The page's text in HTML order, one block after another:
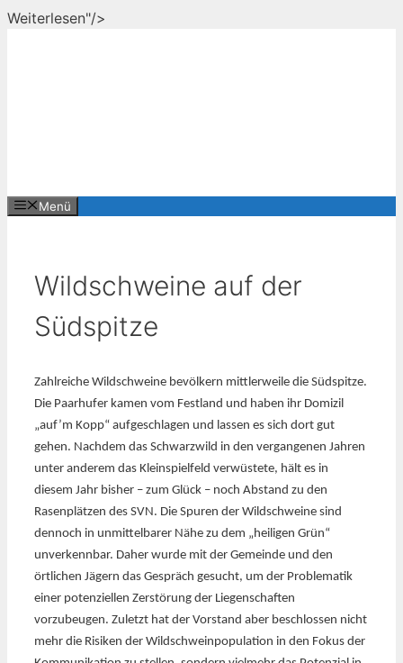
Weiterlesen"/>
Menü
Wildschweine auf der
Südspitze
Zahlreiche Wildschweine bevölkern mittlerweile die Südspitze.
Die Paarhufer kamen vom Festland und haben ihr Domizil
„auf’m Kopp“ aufgeschlagen und lassen es sich dort gut
gehen. Nachdem das Schwarzwild in den vergangenen Jahren
unter anderem das Kleinspielfeld verwüstete, hält es in
diesem Jahr bisher – zum Glück – noch Abstand zu den
Rasenplätzen des SVN. Die Spuren der Wildschweine sind
dennoch in unmittelbarer Nähe zu dem „heiligen Grün“
unverkennbar. Daher wurde mit der Gemeinde und den
örtlichen Jägern das Gespräch gesucht, um der Problematik
einer potenziellen Zerstörung der Liegenschaften
vorzubeugen. Zuletzt hat der Vorstand aber beschlossen nicht
mehr die Risiken der Wildschweinpopulation in den Fokus der